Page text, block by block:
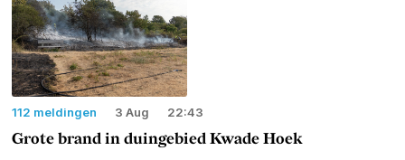
112 meldingen 3 Aug 22:43
Grote brand in duingebied Kwade Hoek